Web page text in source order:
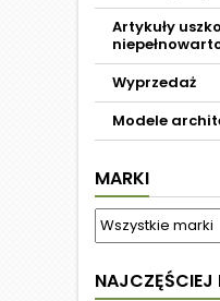
Artykuły
Wyprzedaż
Modele
MARKI
NAJCZĘŚCIEJ